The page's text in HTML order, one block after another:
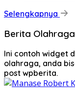
Selengkapnya
Berita Olahraga
Ini contoh widget
olahraga, anda
post wpberita.